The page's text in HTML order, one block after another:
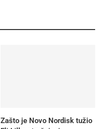
Zašto je Novo Nordisk tužio